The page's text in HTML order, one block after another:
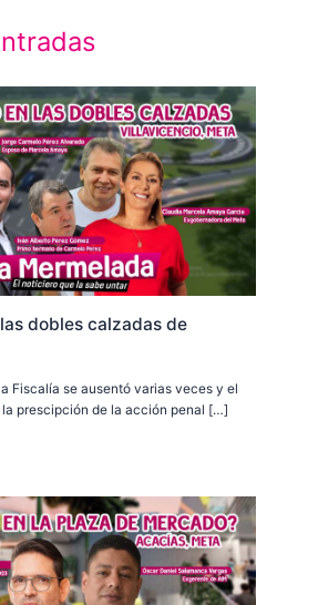
dobles calzadas de
Fiscalía se ausentó varias veces y el
prescipción de la acción penal […]